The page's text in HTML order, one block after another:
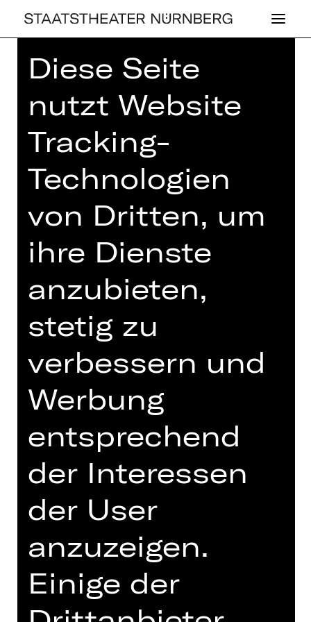
Home>Haus >Künstler*innen
SCHAUSPIEL
SAB­RI­NA BOSS­
HARD
Bühne / Kostüm
Kostümbildnerin
Stängl, Rieke Süßkow, Sabrina
Sabrina Bosshard, 1985 in Zürich
geboren, arbeitet als Kostümbildnerin
Diese Seite
nutzt Website
Tracking-
Technologien
von Dritten, um
ihre Dienste
anzubieten,
stetig zu
verbessern und
Werbung
entsprechend
der Interessen
der User
anzuzeigen.
Einige der